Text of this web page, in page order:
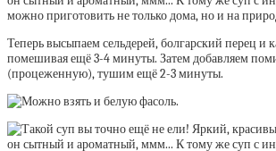
Теперь высыпаем сельдерей, болгарский перец и
помешивая ещё 3-4 минуты. Затем добавляем
(процеженную), тушим ещё 2-3 минуты.